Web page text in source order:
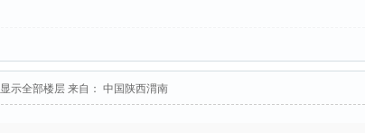
显示全部楼层 来自： 中国陕西渭南